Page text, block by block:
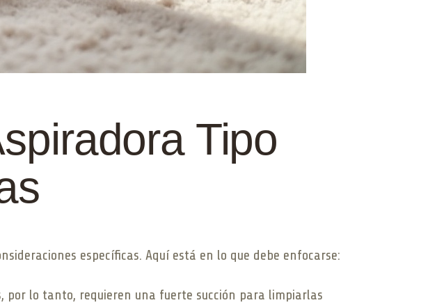
Tipo
específicas. Aquí está en lo que debe enfocarse:
por lo tanto, requieren una fuerte succión para limpiarlas